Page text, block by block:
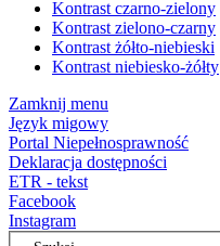
Kontrast czarno-zielony
Kontrast zielono-czarny
Kontrast żółto-niebieski
Kontrast niebiesko-żółty
Zamknij menu
Język migowy
Portal Niepełnosprawność
Deklaracja dostępności
ETR - tekst
Facebook
Instagram